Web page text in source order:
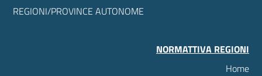
REGIONI/PROVINCE AUTONOME
NORMATTIVA REGIONI
Home